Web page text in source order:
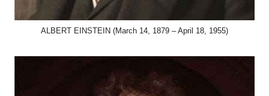
ALBERT EINSTEIN (March 14, 1879 – April 18, 1955)